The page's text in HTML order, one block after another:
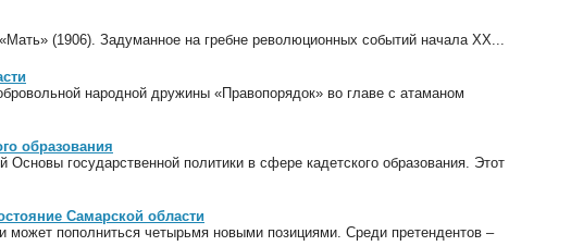
(1906). Задуманное на гребне революционных событий начала XX...
народной дружины «Правопорядок» во главе с атаманом
образования
государственной политики в сфере кадетского образования. Этот
Самарской области
может пополниться четырьмя новыми позициями. Среди претендентов –